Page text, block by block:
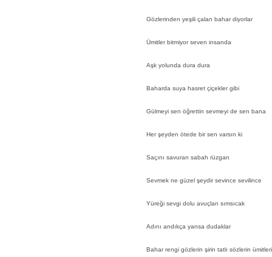
Gözlerinden yeşili çalan bahar diyorlar
Ümitler bitmiyor seven insanda
Aşk yolunda dura dura
Baharda suya hasret çiçekler gibi
Gülmeyi sen öğrettin sevmeyi de sen bana
Her şeyden ötede bir sen varsın ki
Saçını savuran sabah rüzgarı
Sevmek ne güzel şeydir sevince sevilince
Yüreği sevgi dolu avuçları sımsıcak
Adını andıkça yansa dudaklar
Bahar rengi gözlerin şirin tatlı sözlerin